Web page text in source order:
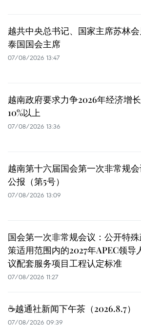
越共中央总书记、国家主席苏林
泰国国会主席
07/08/2026 13:47
越南政府要求力争2026年经济增长
10%以上
07/08/2026 13:36
越南第十六届国会第一次非常规会
公报（第5号）
07/08/2026 13:09
国会第一次非常规会议：公开特
策适用范围内的2027年APEC领导
议配套服务项目工程认定标准
07/08/2026 11:27
☕️越通社新闻下午茶（2026.8.7）
07/08/2026 09:39